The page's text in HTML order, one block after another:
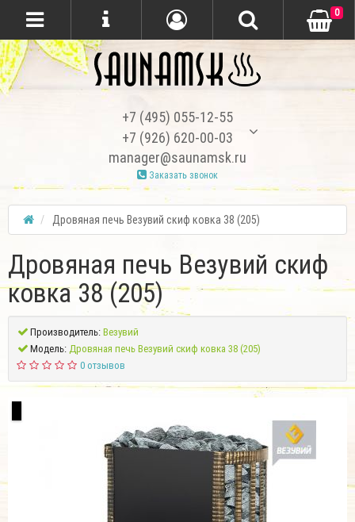
+7 (495) 055-12-55
+7 (926) 620-00-03
manager@saunamsk.ru
Заказать звонок
0
Дровяная печь Везувий скиф ковка 38 (205)
Дровяная печь Везувий скиф
ковка 38 (205)
Производитель:Везувий
Модель:Дровяная печь Везувий скиф ковка 38 (205)
0 отзывов